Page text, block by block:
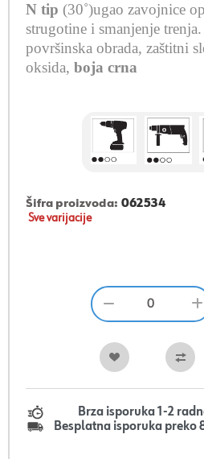
N tip (30˚)ugao zavojnice
strugotine i smanjenje trenja.
površinska obrada, zaštitni
oksida, boja crna
Šifra proizvoda: 062534
Sve varijacije
Brza isporuka 1-2
Besplatna isporuka preko